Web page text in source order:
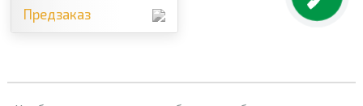
Предзаказ